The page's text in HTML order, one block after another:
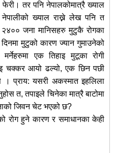
फेरी। तर पनि नेपालकोमात्रै ख्याल
ख्याल राख्ने लेख पनि त
२४०० जना मानिसहरु मुटुकै रोगका
मुटुको कारण ज्यान गुमाउनेको
एक तिहाइ मुटूका रोगी
चक्कर आयो ढल्यो, एक छिन पछी
। प्राय: यसरी अकस्मात इहलिला
त, तपाइले चिनेका मात्रै बाटोमा
जिवन चेट भएको छ?
रोग हुने कारण र समाधानका केही